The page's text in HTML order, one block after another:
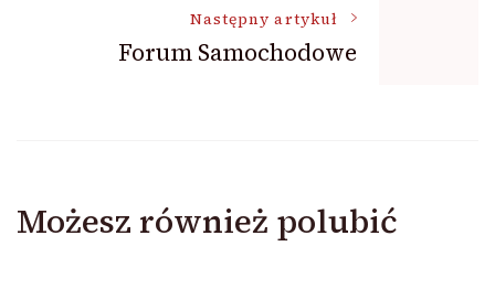
Następny artykuł
Forum Samochodowe
Możesz również polubić